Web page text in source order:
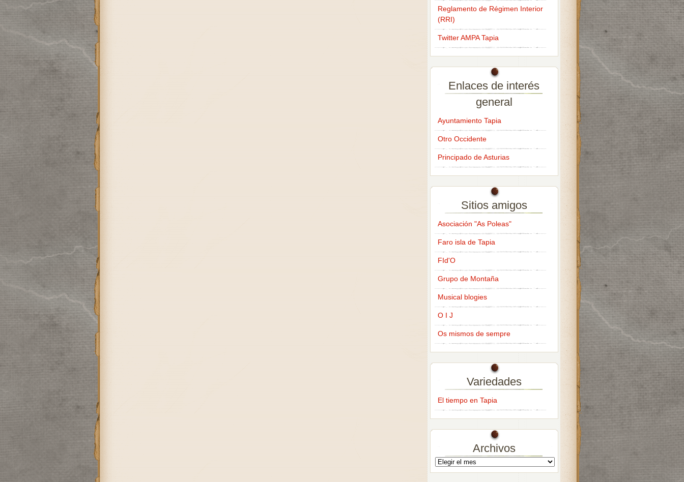
Reglamento de Régimen Interior
(RRI)
Twitter AMPA Tapia
Enlaces de interés
general
Ayuntamiento Tapia
Otro Occidente
Principado de Asturias
Sitios amigos
Asociación "As Poleas"
Faro isla de Tapia
FId'O
Grupo de Montaña
Musical blogies
O I J
Os mismos de sempre
Variedades
El tiempo en Tapia
Archivos